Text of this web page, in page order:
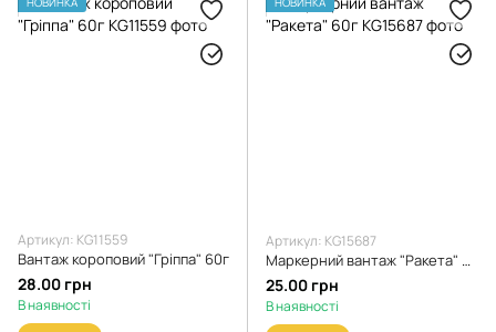
Артикул: KG11559
Вантаж короповий "Гріппа" 60г
28.00 грн
В наявності
Артикул: KG15687
Маркерний вантаж "Ракета" 60г
25.00 грн
В наявності